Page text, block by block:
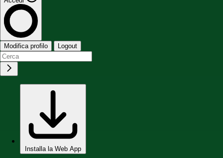
Modifica profilo Logout
Installa la Web App